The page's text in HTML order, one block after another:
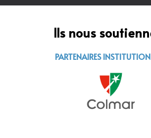
Ils nous
PARTENAIRES